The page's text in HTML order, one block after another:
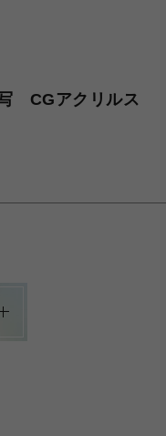
写 CGアクリルス